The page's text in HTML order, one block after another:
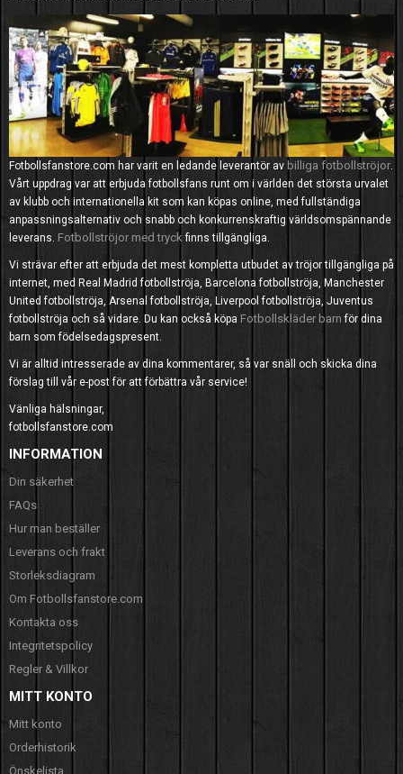
Fotbollsfanstore.com har varit en ledande leverantör av billiga fotbollströjor
Vårt uppdrag var att erbjuda fotbollsfans runt om i världen det största urvalet
av klubb och internationella kit som kan köpas online, med fullständiga
anpassningsalternativ och snabb och konkurrenskraftig världsomspännande
leverans. Fotbollströjor med tryck finns tillgängliga.
Vi strävar efter att erbjuda det mest kompletta utbudet av tröjor tillgängliga på
internet, med Real Madrid fotbollströja, Barcelona fotbollströja, Manchester
United fotbollströja, Arsenal fotbollströja, Liverpool fotbollströja, Juventus
fotbollströja och så vidare. Du kan också köpa Fotbollskläder barn för dina
barn som födelsedagspresent.
Vi är alltid intresserade av dina kommentarer, så var snäll och skicka dina
förslag till vår e-post för att förbättra vår service!
Vänliga hälsningar,
fotbollsfanstore.com
INFORMATION
Din säkerhet
FAQs
Hur man beställer
Leverans och frakt
Storleksdiagram
Om Fotbollsfanstore.com
Kontakta oss
Integritetspolicy
Regler & Villkor
MITT KONTO
Mitt konto
Orderhistorik
Önskelista